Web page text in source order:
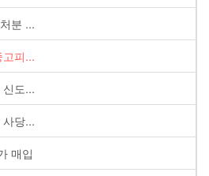
분 ...
피...
도...
당...
매입